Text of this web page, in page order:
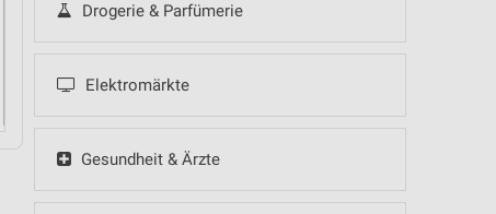
Drogerie & Parfümerie
Elektromärkte
Gesundheit & Ärzte